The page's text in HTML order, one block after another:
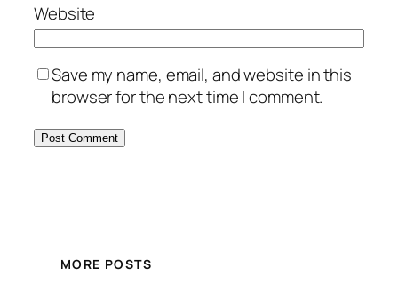
Website
Save my name, email, and website in this
browser for the next time I comment.
MORE POSTS